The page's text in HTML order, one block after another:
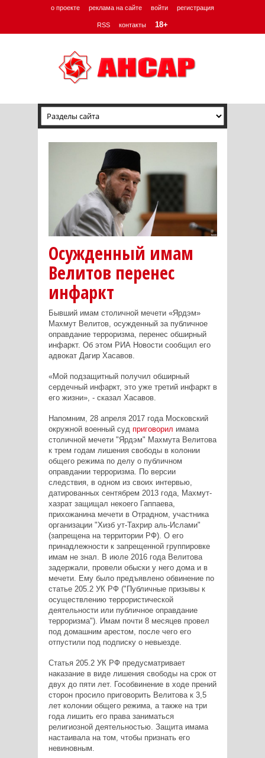
о проекте реклама на сайте войти регистрация
RSS контакты 18+
Осужденный имам
Велитов перенес
инфаркт
Бывший имам столичной мечети «Ярдэм»
Махмут Велитов, осужденный за публичное
оправдание терроризма, перенес обширный
инфаркт. Об этом РИА Новости сообщил его
адвокат Дагир Хасавов.
«Мой подзащитный получил обширный
сердечный инфаркт, это уже третий инфаркт в
его жизни», - сказал Хасавов.
Напомним, 28 апреля 2017 года Московский
окружной военный суд приговорил имама
столичной мечети "Ярдэм" Махмута Велитова
к трем годам лишения свободы в колонии
общего режима по делу о публичном
оправдании терроризма. По версии
следствия, в одном из своих интервью,
датированных сентябрем 2013 года, Махмут-
хазрат защищал некоего Гаппаева,
прихожанина мечети в Отрадном, участника
организации "Хизб ут-Тахрир аль-Ислами"
(запрещена на территории РФ). О его
принадлежности к запрещенной группировке
имам не знал. В июле 2016 года Велитова
задержали, провели обыски у него дома и в
мечети. Ему было предъявлено обвинение по
статье 205.2 УК РФ ("Публичные призывы к
осуществлению террористической
деятельности или публичное оправдание
терроризма"). Имам почти 8 месяцев провел
под домашним арестом, после чего его
отпустили под подписку о невыезде.
Статья 205.2 УК РФ предусматривает
наказание в виде лишения свободы на срок от
двух до пяти лет. Гособвинение в ходе прений
сторон просило приговорить Велитова к 3,5
лет колонии общего режима, а также на три
года лишить его права заниматься
религиозной деятельностью. Защита имама
настаивала на том, чтобы признать его
невиновным.